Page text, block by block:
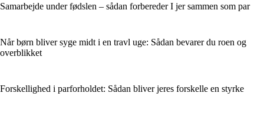
Samarbejde under fødslen – sådan forbereder I jer sammen som par
Når børn bliver syge midt i en travl uge: Sådan bevarer du roen og
overblikket
Forskellighed i parforholdet: Sådan bliver jeres forskelle en styrke